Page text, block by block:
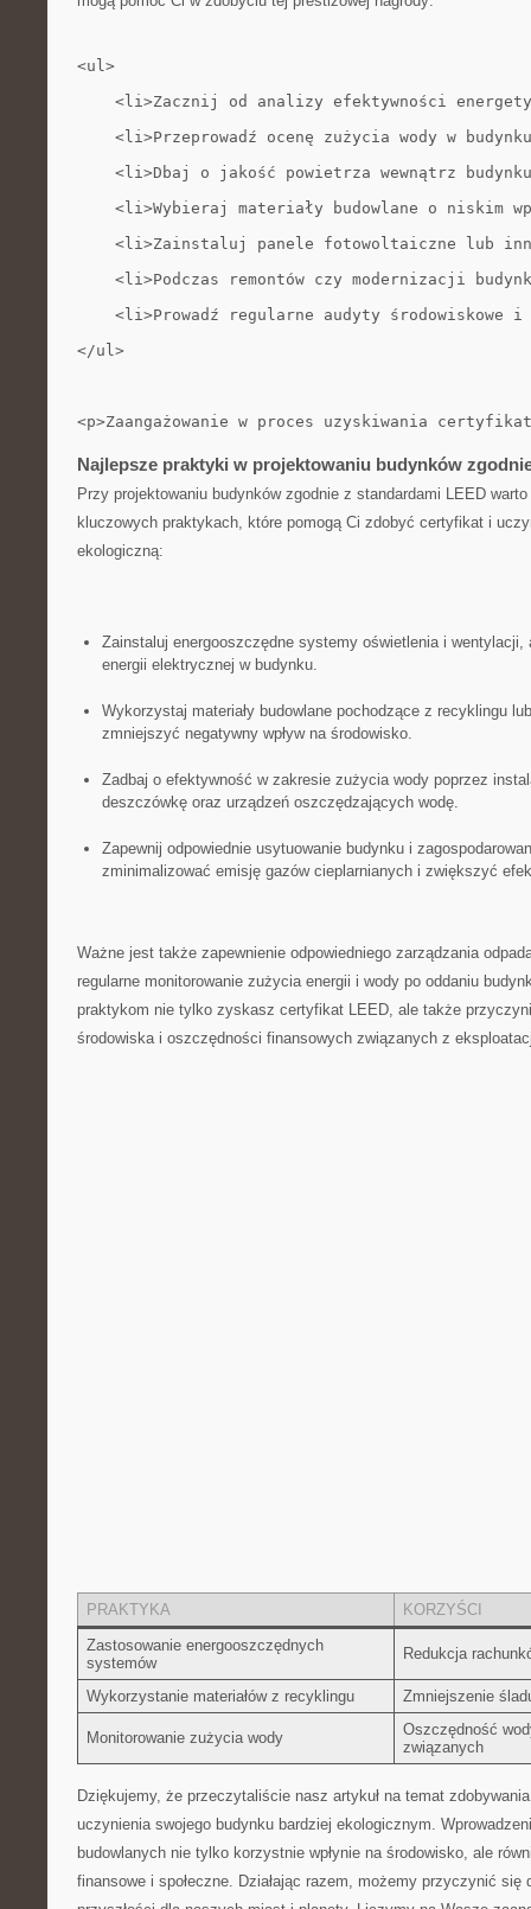
<ul>
<li>Zacznij od analizy efektywności
<li>Przeprowadź ocenę zużycia wody w
<li>Dbaj o jakość powietrza wewnątrz
<li>Wybieraj materiały budowlane o niskim
<li>Zainstaluj panele fotowoltaiczne lub
<li>Podczas remontów czy modernizacji
<li>Prowadź regularne audyty środowiskowe
</ul>
<p>Zaangażowanie w proces uzyskiwania
Najlepsze praktyki w projektowaniu‍ budynków
Przy projektowaniu budynków ⁤zgodnie z standardami LEED
kluczowych ⁤praktykach, które pomogą Ci ​zdobyć certyfikat ⁤i
ekologiczną:
Zainstaluj energooszczędne systemy oświetlenia i
energii elektrycznej w ⁣budynku.
Wykorzystaj ‌materiały budowlane pochodzące ⁤z⁣ recyklingu
zmniejszyć negatywny ‍wpływ ‌na⁣ środowisko.
Zadbaj ⁣o efektywność w zakresie ​zużycia​ wody poprzez
⁤deszczówkę oraz urządzeń oszczędzających wodę.
Zapewnij odpowiednie usytuowanie budynku i
zminimalizować emisję ​gazów cieplarnianych i​ zwiększyć
Ważne ‍jest⁤ także zapewnienie odpowiedniego zarządzania
regularne monitorowanie zużycia energii i wody po⁤ oddaniu
praktykom‍ nie tylko zyskasz certyfikat LEED, ale także
środowiska‌ i oszczędności ⁢finansowych ​związanych z
PRAKTYKA
KORZYŚCI
Zastosowanie⁣ energooszczędnych
systemów
Redukcja
Wykorzystanie ⁣materiałów ⁣z ⁣recyklingu Zmniejszenie
Monitorowanie zużycia wody
Oszczędność
związanych
Dziękujemy, że przeczytaliście nasz artykuł na ⁣temat
uczynienia‌ swojego budynku bardziej ekologicznym.
budowlanych⁣ nie tylko ‍korzystnie‌ wpłynie na‌ środowisko, ale
finansowe i ⁣społeczne. ⁢Działając razem, możemy przyczynić się